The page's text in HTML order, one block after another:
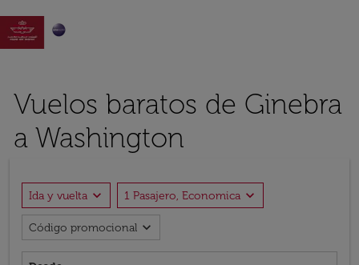

Vuelos baratos de Ginebra
a Washington
Ida y vuelta expand_more 1 Pasajero, Economica expand_more
Código promocional expand_more